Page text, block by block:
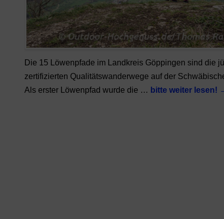
Die 15 Löwenpfade im Landkreis Göppingen sind die
zertifizierten Qualitätswanderwege auf der
Als erster Löwenpfad wurde die … bitte weiter lesen!